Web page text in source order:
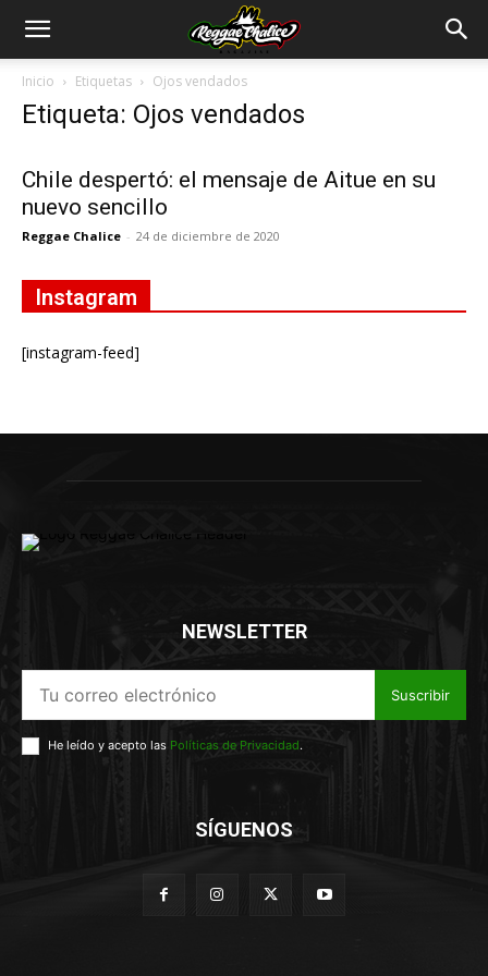
Inicio Etiquetas Ojos vendados
Etiqueta: Ojos vendados
Chile despertó: el mensaje de Aitue en su
nuevo sencillo
Reggae Chalice - 24 de diciembre de 2020
Instagram
[instagram-feed]
NEWSLETTER
Suscribir
He leído y acepto las Políticas de Privacidad.
SÍGUENOS